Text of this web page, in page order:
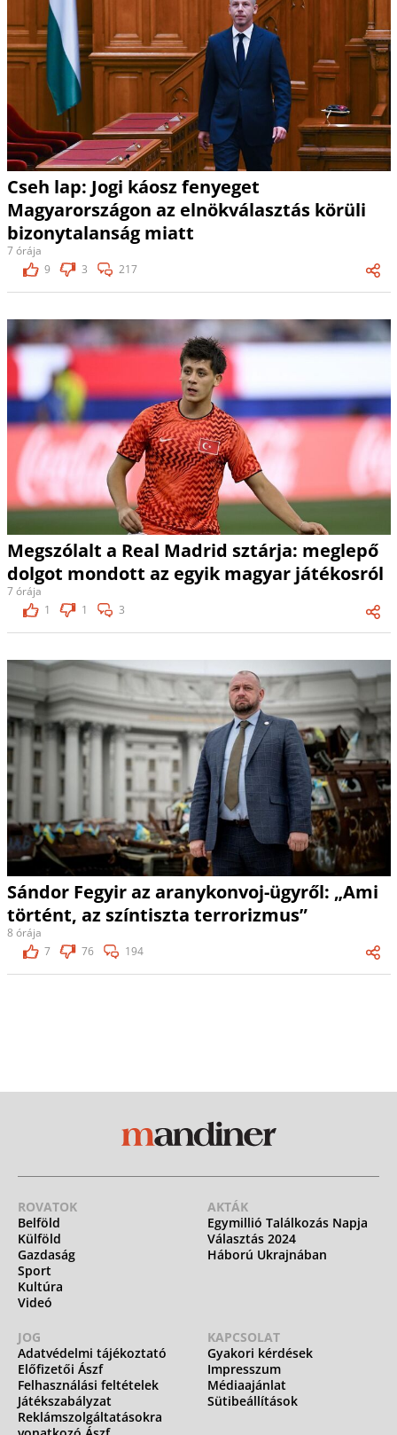
Cseh lap: Jogi káosz fenyeget
Magyarországon az elnökválasztás körüli
bizonytalanság miatt
7 órája
9
3 217
Megszólalt a Real Madrid sztárja: meglepő
dolgot mondott az egyik magyar játékosról
7 órája
1
1 3
Sándor Fegyir az aranykonvoj-ügyről: „Ami
történt, az színtiszta terrorizmus”
8 órája
7
76 194
ROVATOK
Belföld
Külföld
Gazdaság
Sport
Kultúra
Videó
AKTÁK
Egymillió Találkozás Napja
Választás 2024
Háború Ukrajnában
JOG
Adatvédelmi tájékoztató
Előfizetői Ászf
Felhasználási feltételek
Játékszabályzat
Reklámszolgáltatásokra
KAPCSOLAT
Gyakori kérdések
Impresszum
Médiaajánlat
Sütibeállítások